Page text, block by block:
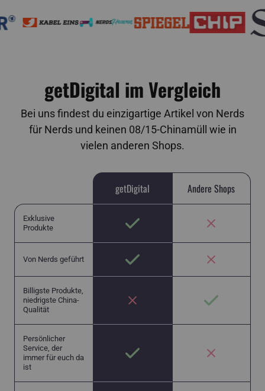
getDigital im Vergleich
Bei uns findest du einzigartige Artikel von Nerds
für Nerds und keinen 08/15-Chinamüll wie in
vielen anderen Shops.
getDigital Andere Shops
Exklusive
Produkte
Von Nerds geführt
Billigste Produkte,
niedrigste China-
Qualität
Persönlicher
Service, der
immer für euch da
ist